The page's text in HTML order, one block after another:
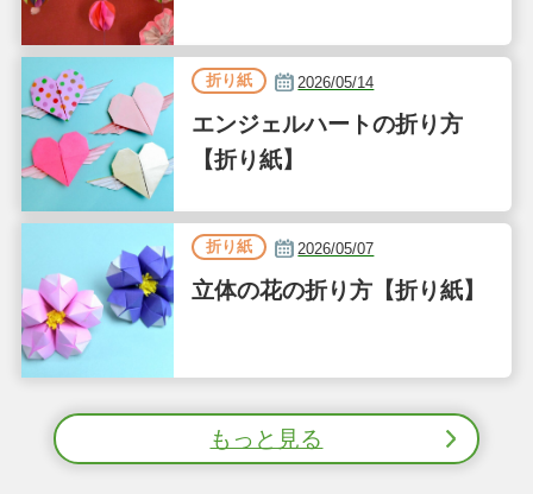
折り紙 2026/05/14
エンジェルハートの折り方
【折り紙】
折り紙 2026/05/07
立体の花の折り方【折り紙】
もっと見る